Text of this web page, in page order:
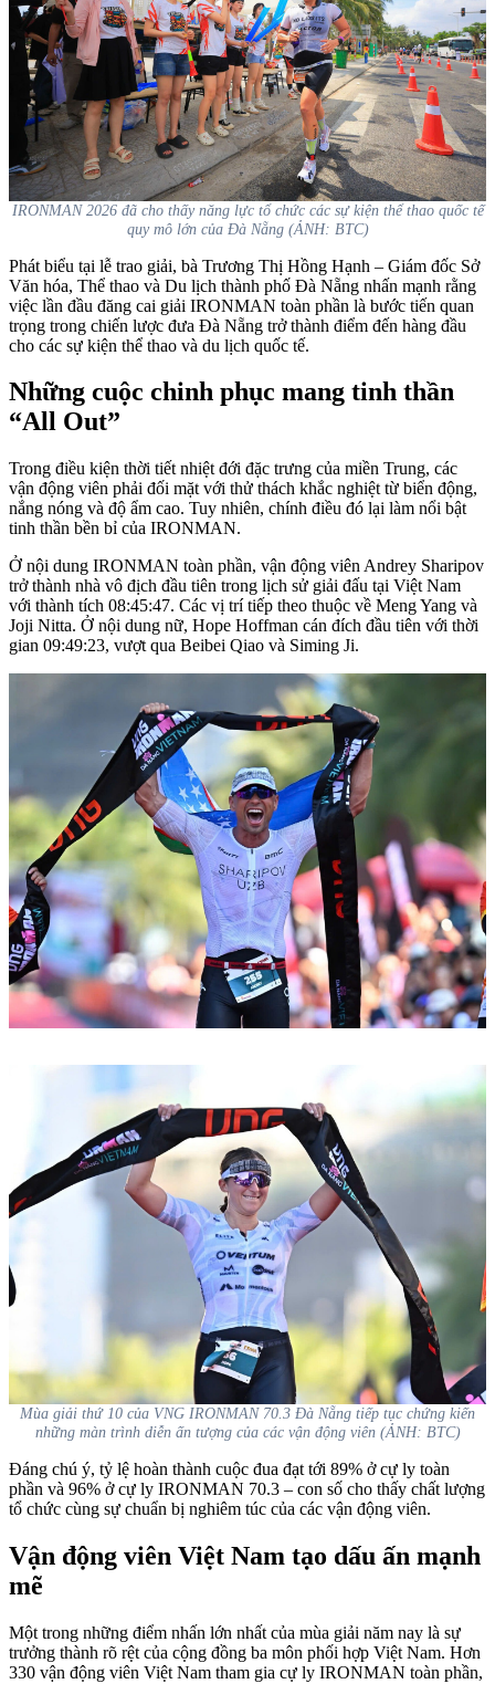
IRONMAN 2026 đã cho thấy năng lực tổ chức các sự kiện thể thao quốc tế
quy mô lớn của Đà Nẵng (ẢNH: BTC)
Phát biểu tại lễ trao giải, bà Trương Thị Hồng Hạnh – Giám đốc Sở
Văn hóa, Thể thao và Du lịch thành phố Đà Nẵng nhấn mạnh rằng
việc lần đầu đăng cai giải IRONMAN toàn phần là bước tiến quan
trọng trong chiến lược đưa Đà Nẵng trở thành điểm đến hàng đầu
cho các sự kiện thể thao và du lịch quốc tế.
Những cuộc chinh phục mang tinh thần
“All Out”
Trong điều kiện thời tiết nhiệt đới đặc trưng của miền Trung, các
vận động viên phải đối mặt với thử thách khắc nghiệt từ biển động,
nắng nóng và độ ẩm cao. Tuy nhiên, chính điều đó lại làm nổi bật
tinh thần bền bỉ của IRONMAN.
Ở nội dung IRONMAN toàn phần, vận động viên Andrey Sharipov
trở thành nhà vô địch đầu tiên trong lịch sử giải đấu tại Việt Nam
với thành tích 08:45:47. Các vị trí tiếp theo thuộc về Meng Yang và
Joji Nitta. Ở nội dung nữ, Hope Hoffman cán đích đầu tiên với thời
gian 09:49:23, vượt qua Beibei Qiao và Siming Ji.
Mùa giải thứ 10 của VNG IRONMAN 70.3 Đà Nẵng tiếp tục chứng kiến
những màn trình diễn ấn tượng của các vận động viên (ẢNH: BTC)
Đáng chú ý, tỷ lệ hoàn thành cuộc đua đạt tới 89% ở cự ly toàn
phần và 96% ở cự ly IRONMAN 70.3 – con số cho thấy chất lượng
tổ chức cùng sự chuẩn bị nghiêm túc của các vận động viên.
Vận động viên Việt Nam tạo dấu ấn mạnh
mẽ
Một trong những điểm nhấn lớn nhất của mùa giải năm nay là sự
trưởng thành rõ rệt của cộng đồng ba môn phối hợp Việt Nam. Hơn
330 vận động viên Việt Nam tham gia cự ly IRONMAN toàn phần,